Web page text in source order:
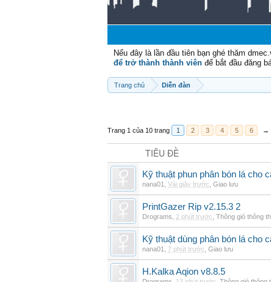
Nếu đây là lần đầu tiên bạn ghé thăm
để trở thành thành viên để bắt đầu đăng
Trang chủ Diễn đàn
Trang 1 của 10 trang 1 2 3 4 5 6 →
TIÊU ĐỀ
Kỹ thuật phun phân bón lá cho
nana01 Vài giây trước Giao lưu
PrintGazer Rip v2.15.3 2
Drograms 2 phút trước Thông gió thông
Kỹ thuật dùng phân bón lá cho
nana01 7 phút trước Giao lưu
H.Kalka Aqion v8.8.5